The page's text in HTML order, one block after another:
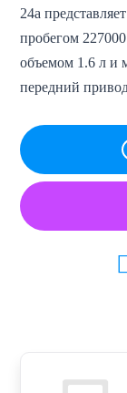
24а
пробегом
объемом 1.6 л и
передний